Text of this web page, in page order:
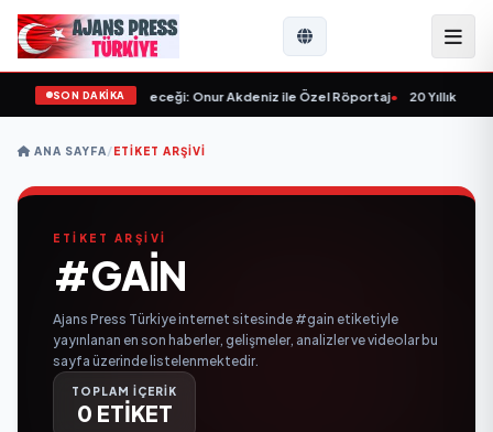
SON DAKİKA
ve Sektörün Geleceği: Onur Akdeniz ile Özel Röportaj• 20 Yıllık
ANA SAYFA/ETIKET ARŞIVI
ETİKET ARŞİVİ
#GAIN
Ajans Press Türkiye internet sitesinde #gain etiketiyle
yayınlanan en son haberler, gelişmeler, analizler ve videolar bu
sayfa üzerinde listelenmektedir.
TOPLAM İÇERİK
0 ETİKET